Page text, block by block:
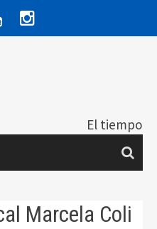
El tiempo
Marcela Coli